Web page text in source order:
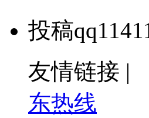
投稿
友情链接 |
东热线